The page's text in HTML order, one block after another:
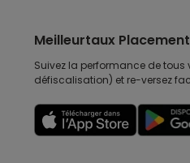
Meilleurtaux Placement
Suivez la performance de tous
défiscalisation) et re-versez